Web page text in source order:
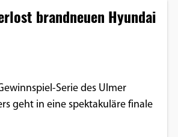
brandneuen Hyundai
Serie des Ulmer
geht in eine spektakuläre finale